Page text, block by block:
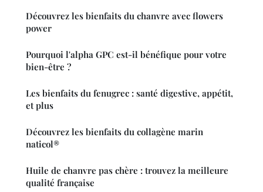
Découvrez les bienfaits du chanvre avec flowers
power
Pourquoi l'alpha GPC est-il bénéfique pour votre
bien-être ?
Les bienfaits du fenugrec : santé digestive, appétit,
et plus
Découvrez les bienfaits du collagène marin
naticol®
Huile de chanvre pas chère : trouvez la meilleure
qualité française